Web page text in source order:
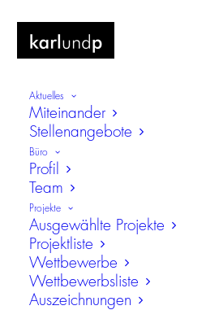
Aktuelles
Miteinander
Stellenangebote
Büro
Profil
Team
Projekte
Ausgewählte Projekte
Projektliste
Wettbewerbe
Wettbewerbsliste
Auszeichnungen
Ackermannbrücke,
Neubau einer Fuss-
über den